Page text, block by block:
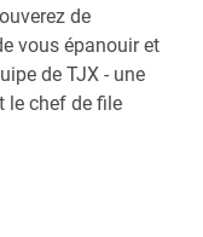
de
vous épanouir et
de TJX - une
le chef de file